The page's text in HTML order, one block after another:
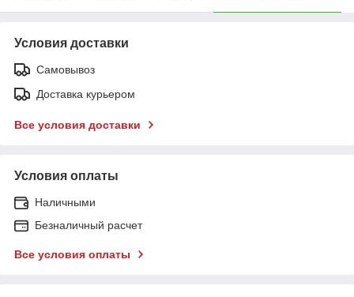
Условия доставки
Самовывоз
Доставка курьером
Все условия доставки
Условия оплаты
Наличными
Безналичный расчет
Все условия оплаты